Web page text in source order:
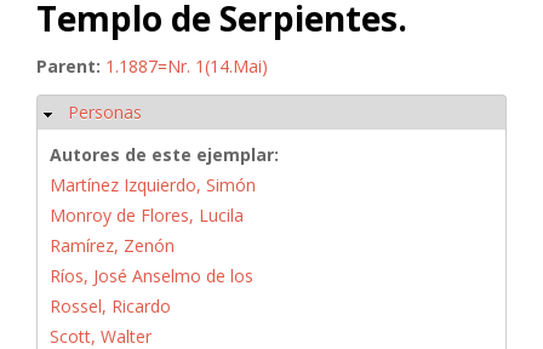
Templo de Serpientes.
Parent: 1.1887=Nr. 1(14.Mai)
Ocultar
Personas
Autores de este ejemplar:
Martínez Izquierdo, Simón
Monroy de Flores, Lucila
Ramírez, Zenón
Ríos, José Anselmo de los
Rossel, Ricardo
Scott, Walter